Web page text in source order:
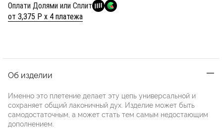
Оплати Долями или Сплит
от 3,375 Р х 4 платежа
Об изделии
Именно это плетение делает эту цепь универсальной и
сохраняет общий лаконичный дух. Изделие может быть
самодостаточным, а может стать тем самым недостающим
дополнением.